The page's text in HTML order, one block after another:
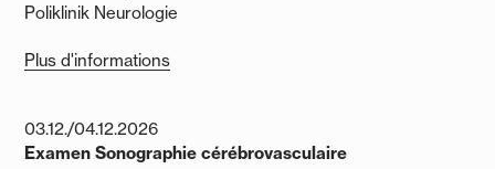
Poliklinik Neurologie
Plus d'informations
03.12./04.12.2026
Examen Sonographie cérébrovasculaire